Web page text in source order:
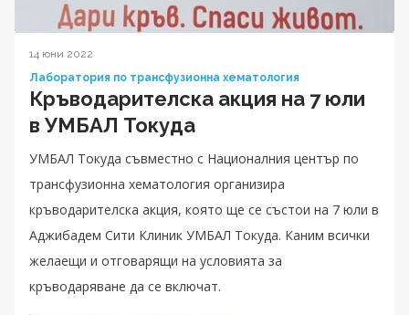
14 юни 2022
Лаборатория по трансфузионна хематология
Кръводарителска акция на 7 юли
в УМБАЛ Токуда
УМБАЛ Токуда съвместно с Националния център по
трансфузионна хематология организира
кръводарителска акция, която ще се състои на 7 юли в
Аджибадем Сити Клиник УМБАЛ Токуда. Каним всички
желаещи и отговарящи на условията за
кръводаряване да се включат.